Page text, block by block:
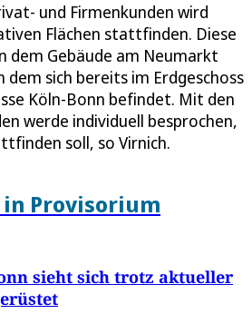
und Firmenkunden wird
Flächen stattfinden. Diese
dem Gebäude am Neumarkt
dem sich bereits im Erdgeschoss
Köln-Bonn befindet. Mit den
werde individuell besprochen,
soll, so Virnich.
Provisorium
sieht sich trotz aktueller